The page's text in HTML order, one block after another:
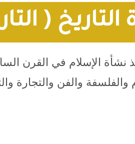
(
نشأة الإسلام في القرن
والفن والتجارة